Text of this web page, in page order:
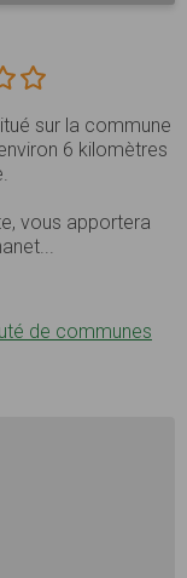
sur la commune
6 kilomètres
vous apportera
de communes